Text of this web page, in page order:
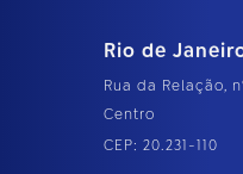
Rio de
Rua da Relação,
Centro
CEP: 20.231-110